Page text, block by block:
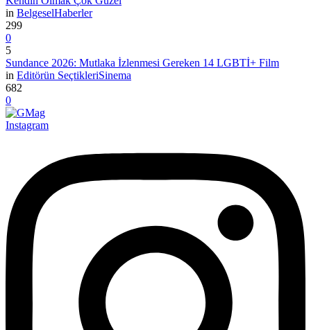
in BelgeselHaberler
299
0
5
Sundance 2026: Mutlaka İzlenmesi Gereken 14 LGBTİ+ Film
in Editörün SeçtikleriSinema
682
0
Instagram